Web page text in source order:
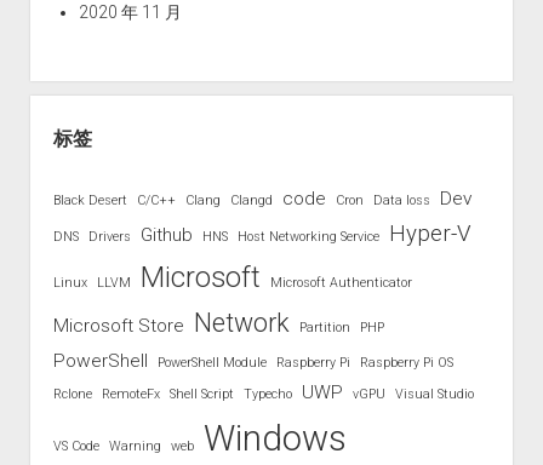
2020 年 11 月
标签
Black Desert C/C++ Clang Clangd code Cron Data loss Dev
DNS Drivers Github HNS Host Networking Service Hyper-V
Linux LLVM Microsoft Microsoft Authenticator
Microsoft Store Network Partition PHP
PowerShell PowerShell Module Raspberry Pi
Raspberry Pi OS
Rclone
RemoteFx Shell Script Typecho UWP vGPU Visual Studio
VS Code Warning web Windows